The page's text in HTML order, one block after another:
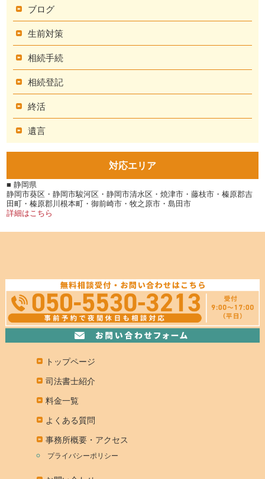
ブログ
生前対策
相続手続
相続登記
終活
遺言
対応エリア
■ 静岡県
静岡市葵区・静岡市駿河区・静岡市清水区・焼津市・藤枝市・榛原郡吉
田町・榛原郡川根本町・御前崎市・牧之原市・島田市
詳細はこちら
トップページ
司法書士紹介
料金一覧
よくある質問
事務所概要・アクセス
プライバシーポリシー